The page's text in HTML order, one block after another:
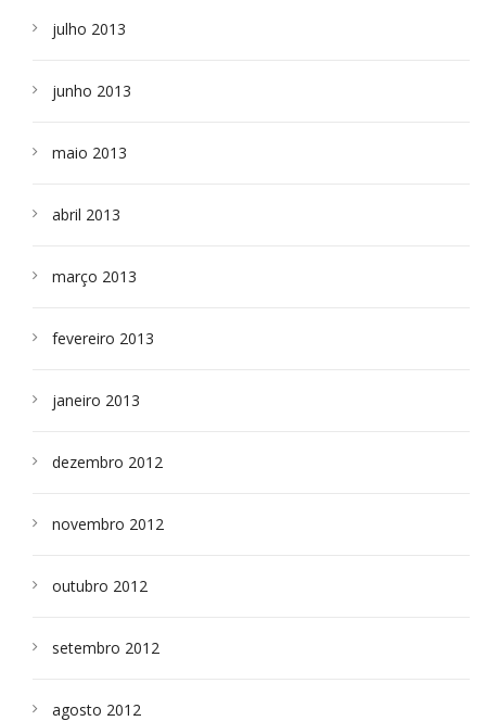
julho 2013
junho 2013
maio 2013
abril 2013
março 2013
fevereiro 2013
janeiro 2013
dezembro 2012
novembro 2012
outubro 2012
setembro 2012
agosto 2012